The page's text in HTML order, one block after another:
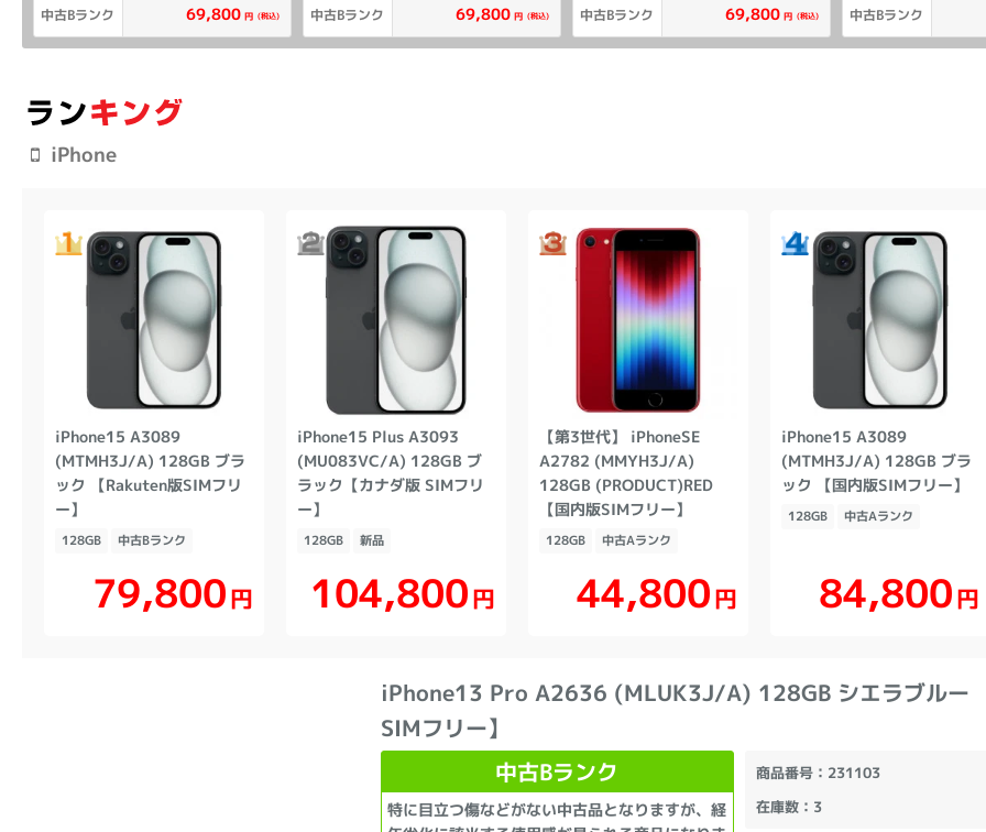
中古Bランク 69,800 円 (税込) 中古Bランク 69,800 円 (税込) 中古Bランク 69,800 円 (税込) 中古Bランク
iPhone
iPhone15 A3089
(MTMH3J/A) 128GB ブラ
ック 【Rakuten版SIMフリ
ー】
128GB 中古Bランク
79,800円
iPhone15 Plus A3093
(MU083VC/A) 128GB ブ
ラック【カナダ版 SIMフリ
ー】
128GB 新品
104,800円
【第3世代】 iPhoneSE
A2782 (MMYH3J/A)
128GB (PRODUCT)RED
【国内版SIMフリー】
128GB 中古Aランク
44,800円
iPhone15 A3089
(MTMH3J/A) 128GB ブラ
ック 【国内版SIMフリー】
128GB 中古Aランク
84,800円
iPhone13 Pro A2636 (MLUK3J/A) 128GB シエラブルー
SIMフリー】
中古Bランク
特に目立つ傷などがない中古品となりますが、経
商品番号：231103
在庫数：3